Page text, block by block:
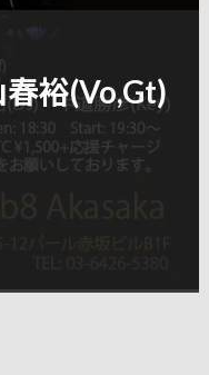
裕(Vo,Gt)